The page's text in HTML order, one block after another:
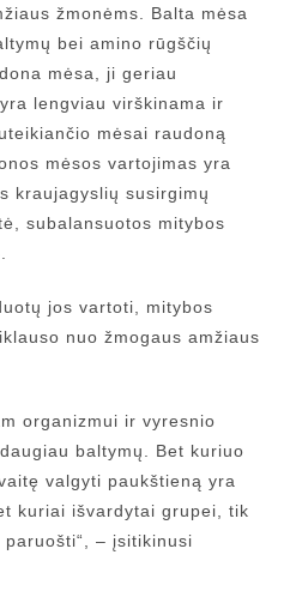
žmonėms. Balta mėsa
bei amino rūgščių
mėsa, ji geriau
lengviau virškinama ir
mėsai raudoną
mėsos vartojimas yra
kraujagyslių susirgimų
subalansuotos mitybos
jos vartoti, mitybos
nuo žmogaus amžiaus
organizmui ir vyresnio
baltymų. Bet kuriuo
valgyti paukštieną yra
kuriai išvardytai grupei, tik
– įsitikinusi